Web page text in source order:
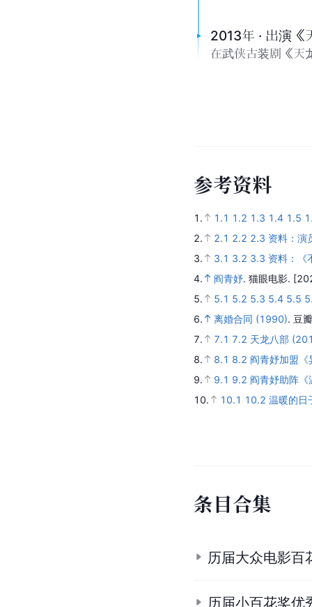
2013年 · 出演《
在武侠古装剧《天
参考资料
1. 1.1 1.2 1.3 1.4 1.5
2.
2.1 2.2 2.3 资料：演
3.
3.1 3.2 3.3 资料：《
4.
阎青妤. 猫眼电影.
5.
5.1 5.2 5.3 5.4 5.5
6.
离婚合同 (1990). 豆
7.
7.1 7.2 天龙八部
8.
8.1 8.2 阎青妤加盟
9.
9.1 9.2 阎青妤助阵
10.
10.1 10.2 温暖的
条目合集
历届大众电影百
历届小百花奖优